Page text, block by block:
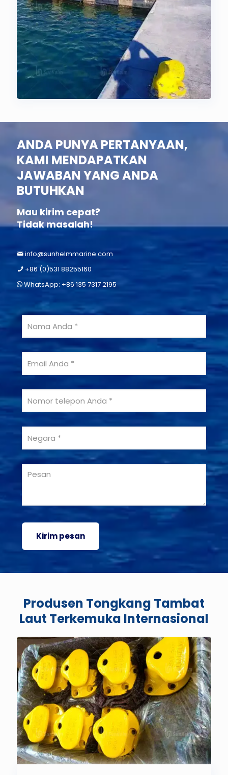
ANDA PUNYA PERTANYAAN,
KAMI MENDAPATKAN
JAWABAN YANG ANDA
BUTUHKAN
Mau kirim cepat?
Tidak masalah!
info@sunhelmmarine.com
+86 (0)531 88255160
WhatsApp: +86 135 7317 2195
Produsen Tongkang Tambat
Laut Terkemuka Internasional